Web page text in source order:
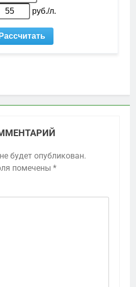
будет опубликован.
помечены *